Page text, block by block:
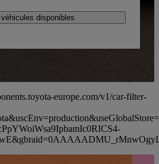
véhicules disponibles
europe.com/v1/car-filter-